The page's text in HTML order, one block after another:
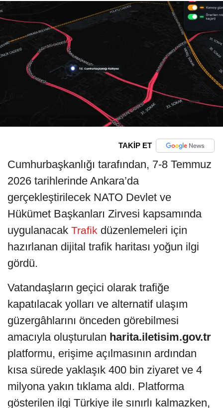
TAKİP ET
Cumhurbaşkanlığı tarafından, 7-8 Temmuz
2026 tarihlerinde Ankara’da
gerçekleştirilecek NATO Devlet ve
Hükümet Başkanları Zirvesi kapsamında
uygulanacak Trafik düzenlemeleri için
hazırlanan dijital trafik haritası yoğun ilgi
gördü.
Vatandaşların geçici olarak trafiğe
kapatılacak yolları ve alternatif ulaşım
güzergâhlarını önceden görebilmesi
amacıyla oluşturulan harita.iletisim.gov.tr
platformu, erişime açılmasının ardından
kısa sürede yaklaşık 400 bin ziyaret ve 4
milyona yakın tıklama aldı. Platforma
gösterilen ilgi Türkiye ile sınırlı kalmazken,